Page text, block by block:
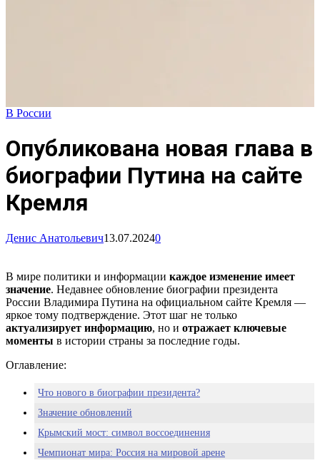
В России
Опубликована новая глава в
биографии Путина на сайте
Кремля
Денис Анатольевич13.07.20240
В мире политики и информации каждое изменение имеет
значение. Недавнее обновление биографии президента
России Владимира Путина на официальном сайте Кремля —
яркое тому подтверждение. Этот шаг не только
актуализирует информацию, но и отражает ключевые
моменты в истории страны за последние годы.
Оглавление:
Что нового в биографии президента?
Значение обновлений
Крымский мост: символ воссоединения
Чемпионат мира: Россия на мировой арене